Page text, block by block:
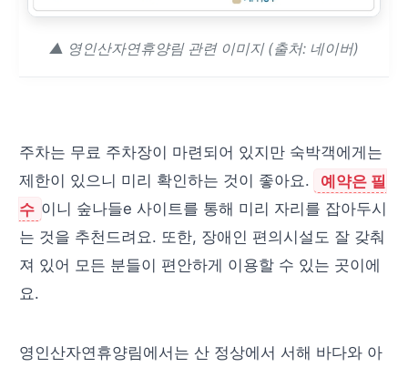
▲ 영인산자연휴양림 관련 이미지 (출처: 네이버)
주차는 무료 주차장이 마련되어 있지만 숙박객에게는
제한이 있으니 미리 확인하는 것이 좋아요.
예약은 필
수 이니 숲나들e 사이트를 통해 미리 자리를 잡아두시
는 것을 추천드려요. 또한, 장애인 편의시설도 잘 갖춰
져 있어 모든 분들이 편안하게 이용할 수 있는 곳이에
요.
영인산자연휴양림에서는 산 정상에서 서해 바다와 아